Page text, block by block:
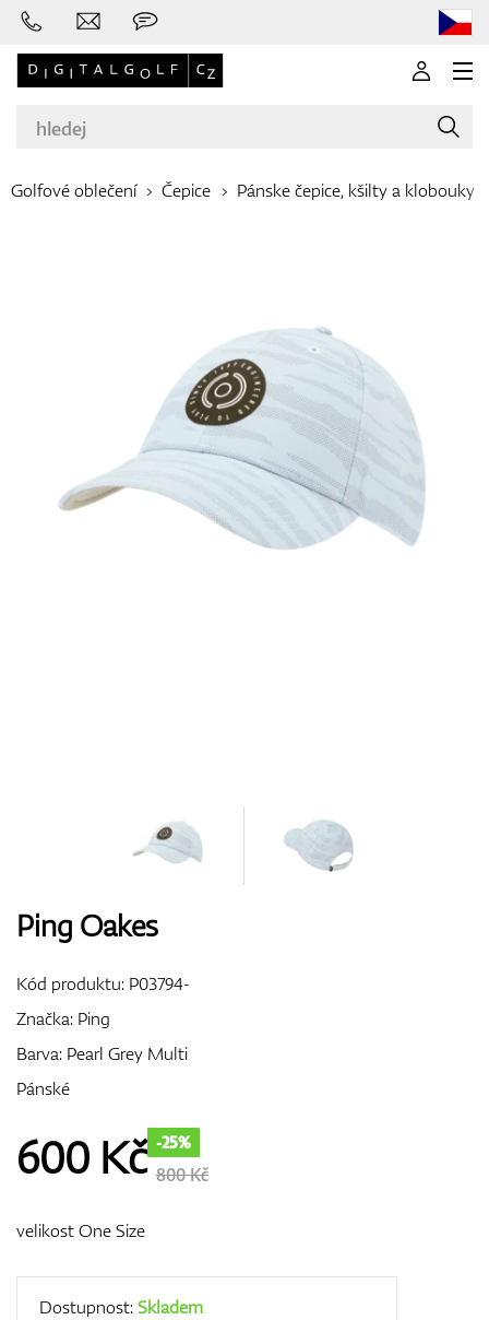
Golfové hole
Oblečení
Boty
GPS/Dálkoměry
Golfové oblečení Čepice Pánske čepice, kšilty a klobouky
Ping Oakes
Kód produktu: P03794-
Značka: Ping
Barva: Pearl Grey Multi
Pánské
600 Kč -25%
800 Kč
velikost One Size
Dostupnost:Skladem